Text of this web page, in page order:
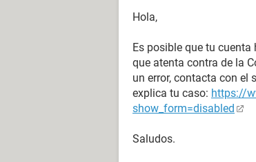
Hola,
Es posible que tu
que atenta contra de la
un error, contacta con el
explica tu caso: https://
show_form=disabled
Saludos.